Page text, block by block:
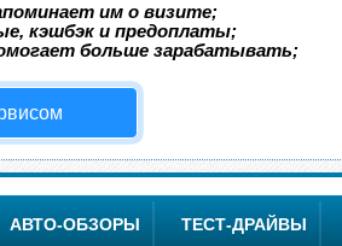
им о визите;
кэшбэк и предоплаты;
больше зарабатывать;
АВТО-ОБЗОРЫ ТЕСТ-ДРАЙВЫ